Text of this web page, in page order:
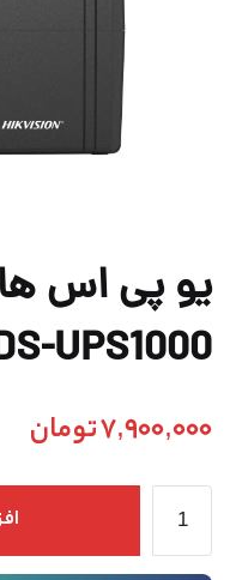
یو پی اس
UPS1000
7,900,000تومان